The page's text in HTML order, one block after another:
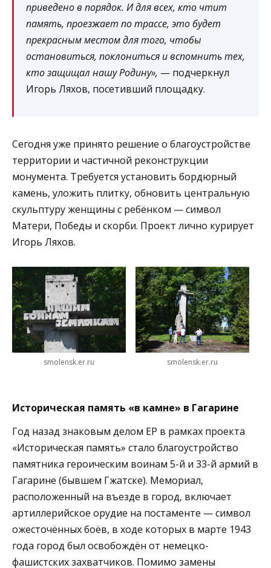
приведено в порядок. И для всех, кто чтит
память, проезжает по трассе, это будет
прекрасным местом для того, чтобы
остановиться, поклониться и вспомнить тех,
кто защищал нашу Родину», — подчеркнул
Игорь Ляхов, посетивший площадку.
Сегодня уже принято решение о благоустройстве
территории и частичной реконструкции
монумента. Требуется установить бордюрный
камень, уложить плитку, обновить центральную
скульптуру женщины с ребёнком — символ
Матери, Победы и скорби. Проект лично курирует
Игорь Ляхов.
smolensk.er.ru smolensk.er.ru
Историческая память «в камне» в Гагарине
Год назад знаковым делом ЕР в рамках проекта
«Историческая память» стало благоустройство
памятника героическим воинам 5-й и 33-й армий в
Гагарине (бывшем Гжатске). Мемориал,
расположенный на въезде в город, включает
артиллерийское орудие на постаменте — символ
ожесточённых боёв, в ходе которых в марте 1943
года город был освобождён от немецко-
фашистских захватчиков. Помимо замены